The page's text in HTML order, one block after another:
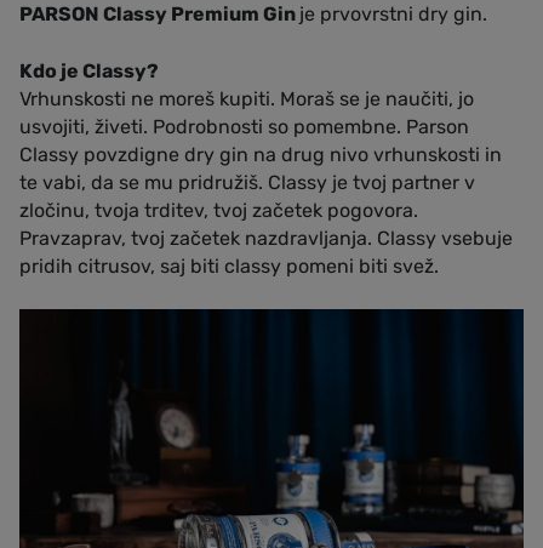
PARSON Classy Premium Gin je prvovrstni dry gin.
Kdo je Classy?
Vrhunskosti ne moreš kupiti. Moraš se je naučiti, jo
usvojiti, živeti. Podrobnosti so pomembne. Parson
Classy povzdigne dry gin na drug nivo vrhunskosti in
te vabi, da se mu pridružiš. Classy je tvoj partner v
zločinu, tvoja trditev, tvoj začetek pogovora.
Pravzaprav, tvoj začetek nazdravljanja. Classy vsebuje
pridih citrusov, saj biti classy pomeni biti svež.